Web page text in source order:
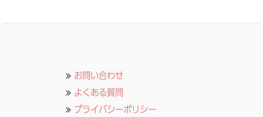
お問い合わせ
よくある質問
プライバシーポリシー